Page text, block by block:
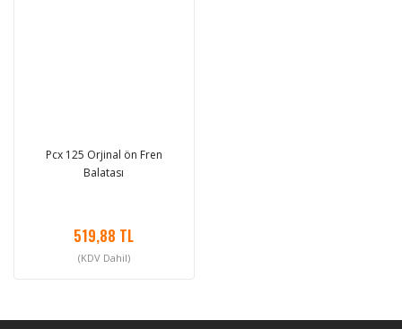
Pcx 125 Orjinal ön Fren
Balatası
519,88 TL
(KDV Dahil)